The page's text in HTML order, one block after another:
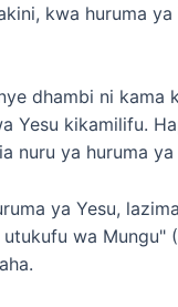
kwa huruma
dhambi ni kama
Yesu kikamilifu.
nuru ya huruma ya
ya Yesu,
wa Mungu"